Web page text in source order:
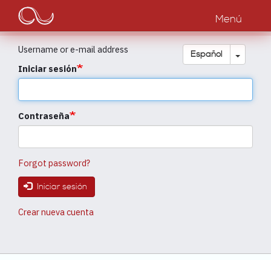
Pasar
contenido
principal
Main
navigation
Menú
Español Toggle
Username or e-mail address
Iniciar sesión
Contraseña
Forgot password?
Iniciar sesión
Crear nueva cuenta